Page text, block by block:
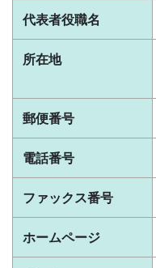
代表者役職名
所在地
郵便番号
電話番号
ファックス番号
ホームページ